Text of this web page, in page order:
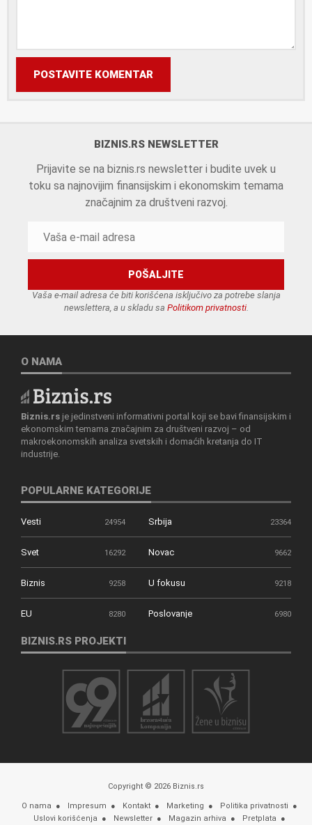
POSTAVITE KOMENTAR
BIZNIS.RS NEWSLETTER
Prijavite se na biznis.rs newsletter i budite uvek u
toku sa najnovijim finansijskim i ekonomskim temama
značajnim za društveni razvoj.
Vaša e-mail adresa će biti korišćena isključivo za potrebe slanja
newslettera, a u skladu sa Politikom privatnosti.
O NAMA
Biznis.rs je jedinstveni informativni portal koji se bavi finansijskim i
ekonomskim temama značajnim za društveni razvoj – od
makroekonomskih analiza svetskih i domaćih kretanja do IT
industrije.
POPULARNE KATEGORIJE
Vesti 24954 Srbija 23364
Svet 16292 Novac 9662
Biznis 9258 U fokusu 9218
EU 8280 Poslovanje 6980
BIZNIS.RS PROJEKTI
Copyright © 2026 Biznis.rs
O nama Impresum Kontakt Marketing
Politika privatnosti
Uslovi korišćenja
Newsletter Magazin arhiva Pretplata